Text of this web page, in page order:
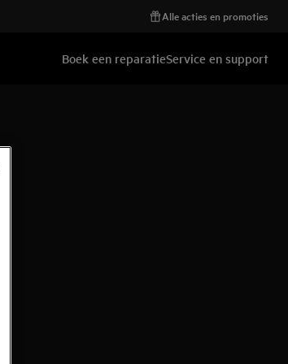
Alle acties en promoties
Boek een reparatieService en support